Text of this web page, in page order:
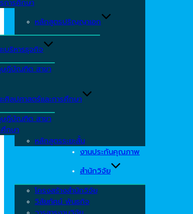
การศึกษา
หลักสูตรปริญญาเอก
บริหารธุจกิจ
ฎีบัณฑิต สาขา
ศิลปศาสตร์และการศึกษา
ฎีบัณฑิต สาขา
ศึกษา
หลักสูตรระยะสั้น
งานประกันคุณภาพ
สำนักวิจัย
โครงสร้างสำนักวิจัย
วิสัยทัศน์ พันธกิจ